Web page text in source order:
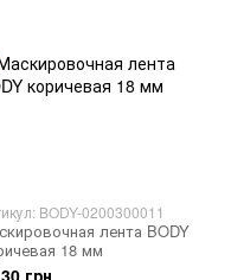
BODY-0200300011
лента BODY
18 мм
грн